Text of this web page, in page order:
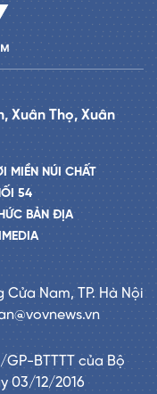
Xuân Thọ, Xuân
MIỀN NÚI CHẤT
54
BẢN ĐỊA
Nam, TP. Hà Nội
BTTTT của Bộ
03/12/2016